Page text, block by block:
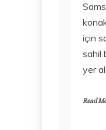
için
sahil
yer
Read